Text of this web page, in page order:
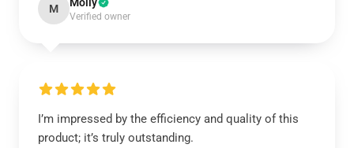
M
Verified owner
I’m impressed by the efficiency and quality of this
product; it’s truly outstanding.